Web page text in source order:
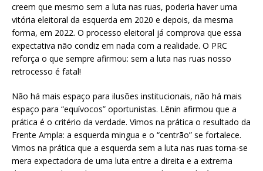
creem que mesmo sem a luta nas ruas, poderia haver uma
vitória eleitoral da esquerda em 2020 e depois, da mesma
forma, em 2022. O processo eleitoral já comprova que essa
expectativa não condiz em nada com a realidade. O PRC
reforça o que sempre afirmou: sem a luta nas ruas nosso
retrocesso é fatal!
Não há mais espaço para ilusões institucionais, não há mais
espaço para “equívocos” oportunistas. Lênin afirmou que a
prática é o critério da verdade. Vimos na prática o resultado da
Frente Ampla: a esquerda mingua e o “centrão” se fortalece.
Vimos na prática que a esquerda sem a luta nas ruas torna-se
mera expectadora de uma luta entre a direita e a extrema